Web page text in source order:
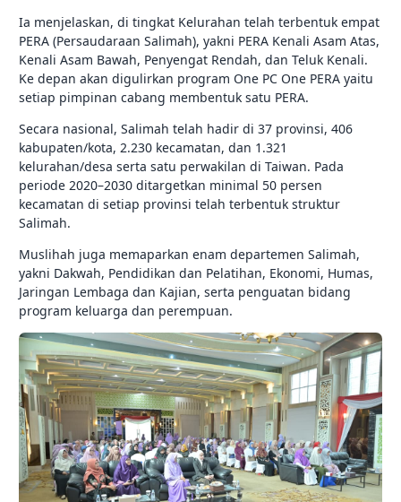
Ia menjelaskan, di tingkat Kelurahan telah terbentuk empat
PERA (Persaudaraan Salimah), yakni PERA Kenali Asam Atas,
Kenali Asam Bawah, Penyengat Rendah, dan Teluk Kenali.
Ke depan akan digulirkan program One PC One PERA yaitu
setiap pimpinan cabang membentuk satu PERA.
Secara nasional, Salimah telah hadir di 37 provinsi, 406
kabupaten/kota, 2.230 kecamatan, dan 1.321
kelurahan/desa serta satu perwakilan di Taiwan. Pada
periode 2020–2030 ditargetkan minimal 50 persen
kecamatan di setiap provinsi telah terbentuk struktur
Salimah.
Muslihah juga memaparkan enam departemen Salimah,
yakni Dakwah, Pendidikan dan Pelatihan, Ekonomi, Humas,
Jaringan Lembaga dan Kajian, serta penguatan bidang
program keluarga dan perempuan.